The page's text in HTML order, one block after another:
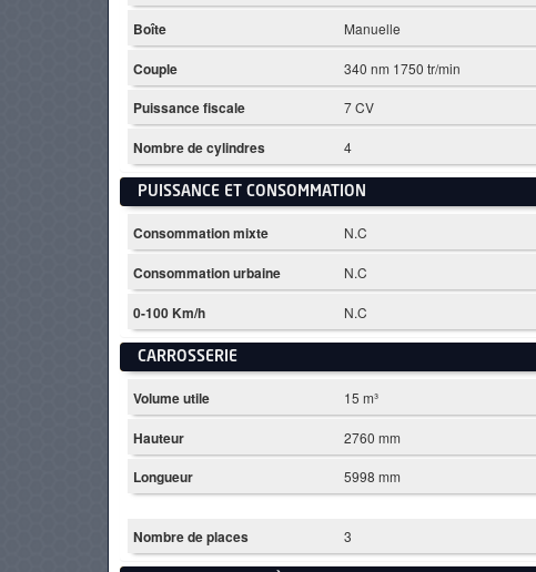
Boîte Manuelle
Couple 340 nm 1750 tr/min
Puissance fiscale 7 CV
Nombre de cylindres 4
PUISSANCE ET CONSOMMATION
Consommation mixte N.C
Consommation urbaine N.C
0-100 Km/h N.C
CARROSSERIE
Volume utile 15 m³
Hauteur 2760 mm
Longueur 5998 mm
Nombre de places 3